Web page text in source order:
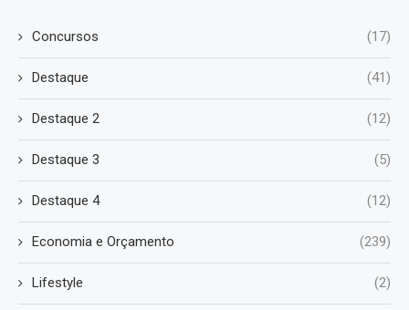
Concursos (17)
Destaque (41)
Destaque 2 (12)
Destaque 3 (5)
Destaque 4 (12)
Economia e Orçamento (239)
Lifestyle (2)